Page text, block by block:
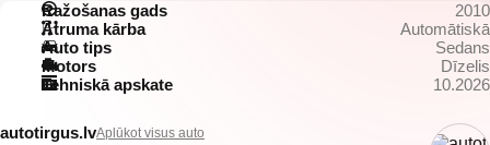
Ražošanas gads
2010
Ātruma kārba
Automātiskā
Auto tips
Sedans
Motors
Dīzelis
Tehniskā apskate
10.2026
autotirgus.lvAplūkot visus auto